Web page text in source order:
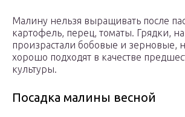
Малину нельзя выращивать после
картофель, перец, томаты. Грядки,
произрастали бобовые и зерновые,
хорошо подходят в качестве
культуры.
Посадка малины весной